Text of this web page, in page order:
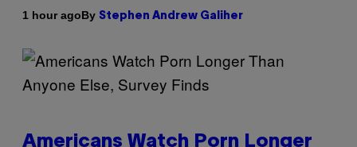
1 hour agoBy Stephen Andrew Galiher
Americans Watch Porn Longer